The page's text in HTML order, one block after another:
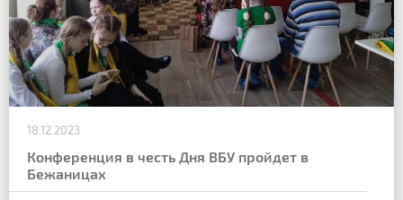
18.12.2023
Конференция в честь Дня ВБУ пройдет в
Бежаницах